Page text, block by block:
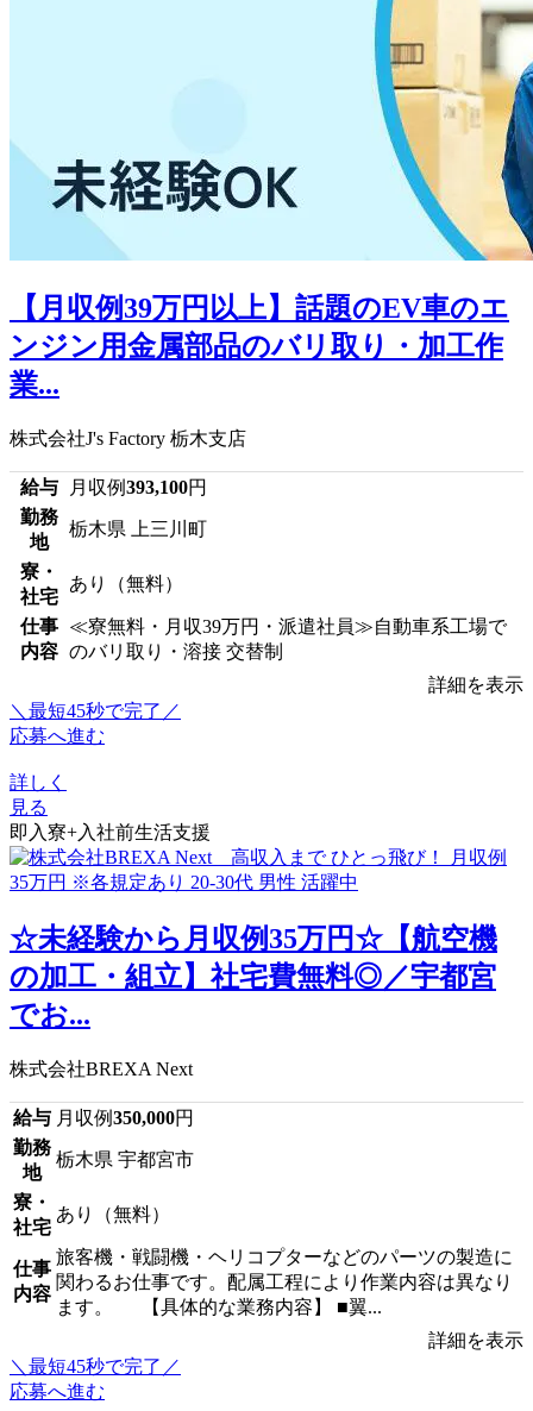
【月収例39万円以上】話題のEV車のエ
ンジン用金属部品のバリ取り・加工作
業...
株式会社J's Factory 栃木支店
給与 月収例393,100円
勤務
地
栃木県 上三川町
寮・
社宅
あり（無料）
仕事
内容
≪寮無料・月収39万円・派遣社員≫自動車系工場で
のバリ取り・溶接 交替制
詳細を表示
＼最短45秒で完了／
応募へ進む
詳しく
見る
即入寮+入社前生活支援
☆未経験から月収例35万円☆【航空機
の加工・組立】社宅費無料◎／宇都宮
でお...
株式会社BREXA Next
給与 月収例350,000円
勤務
地
栃木県 宇都宮市
寮・
社宅
あり（無料）
仕事
内容
旅客機・戦闘機・ヘリコプターなどのパーツの製造に
関わるお仕事です。配属工程により作業内容は異なり
ます。 【具体的な業務内容】 ■翼...
詳細を表示
＼最短45秒で完了／
応募へ進む